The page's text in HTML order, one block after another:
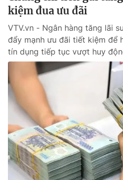
Góc doanh nghiệp
Truyền hình
Phim VTV
Hậu trường
Nhân vật
Khán giả
Giải sao mai
Giải trí
Điện ảnh
Âm nhạc
Sao
Đời sống
Du lịch
Làm đẹp
Chất lượng cuộc sống
Giáo dục
Tuyển sinh
Học trực tuyến
Công nghệ
Hitech Công nghệ tương lai
Sản phẩm
Giao lưu trực tuyến
kiệm đua ưu đãi
VTV.vn - Ngân hàng tăng lãi
đẩy mạnh ưu đãi tiết kiệm để
tín dụng tiếp tục vượt huy